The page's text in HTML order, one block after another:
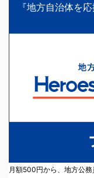
『地方自治体を
月額500円から、地方公